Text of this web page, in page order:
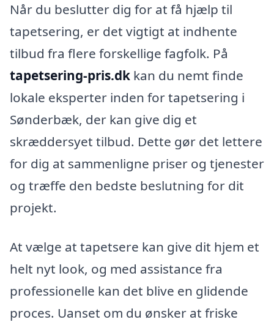
Når du beslutter dig for at få hjælp til
tapetsering, er det vigtigt at indhente
tilbud fra flere forskellige fagfolk. På
tapetsering-pris.dk kan du nemt finde
lokale eksperter inden for tapetsering i
Sønderbæk, der kan give dig et
skræddersyet tilbud. Dette gør det lettere
for dig at sammenligne priser og tjenester
og træffe den bedste beslutning for dit
projekt.
At vælge at tapetsere kan give dit hjem et
helt nyt look, og med assistance fra
professionelle kan det blive en glidende
proces. Uanset om du ønsker at friske